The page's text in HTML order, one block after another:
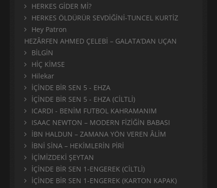
HERKES GİDER Mİ?
HERKES ÖLDÜRÜR SEVDİĞİNİ-TUNCEL KURTİZ
Hey Patron
HEZÂRFEN AHMED ÇELEBİ – GALATA’DAN UÇAN
BİLGİN
HİÇ KİMSE
Hilekar
İÇİNDE BİR SEN 5 - EHZA
İÇİNDE BİR SEN 5 - EHZA (CİLTLİ)
ICARDI - BENİM FUTBOL KAHRAMANIM
ISAAC NEWTON – MODERN FİZİĞİN BABASI
İBN HALDUN – ZAMANA YÖN VEREN ÂLİM
İBNİ SİNA – HEKİMLERİN PİRİ
İÇİMİZDEKİ ŞEYTAN
İÇİNDE BİR SEN 1-ENGEREK (CİLTLİ)
İÇİNDE BİR SEN 1-ENGEREK (KARTON KAPAK)